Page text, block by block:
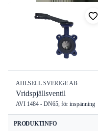
Vårt sortiment av
effektiv radon- och
hållbarhet, prestanda och
lätt att säkerställa
AHLSELL SVERIGE AB
Vridspjällsventil
AVI 1484 - DN65, för inspänning
PRODUKTINFO